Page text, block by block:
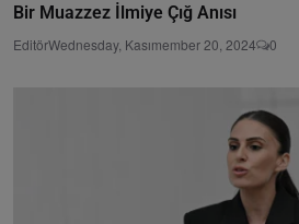
Bir Muazzez İlmiye Çığ Anısı
EditörWednesday, Kasımember 20, 2024 0